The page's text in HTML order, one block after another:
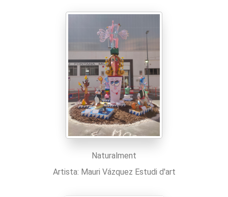
Naturalment
Artista: Mauri Vázquez Estudi d'art